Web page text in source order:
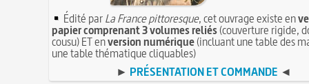
Édité parLa France pittoresque, cet ouvrage existe en
papier comprenant 3 volumes reliés(couverture rigide,
cousu) ET enversion numérique(incluant une table des
une table thématique cliquables)
► PRÉSENTATION ET COMMANDE ◄